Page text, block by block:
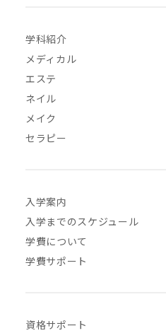
学科紹介
メディカル
エステ
ネイル
メイク
セラピー
入学案内
入学までのスケジュール
学費について
学費サポート
資格サポート